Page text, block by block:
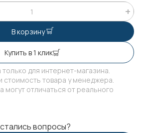
В корзину
Купить в 1 клик
для интернет-магазина.
стоимость товара у менеджера.
отличаться от реального
вопросы?